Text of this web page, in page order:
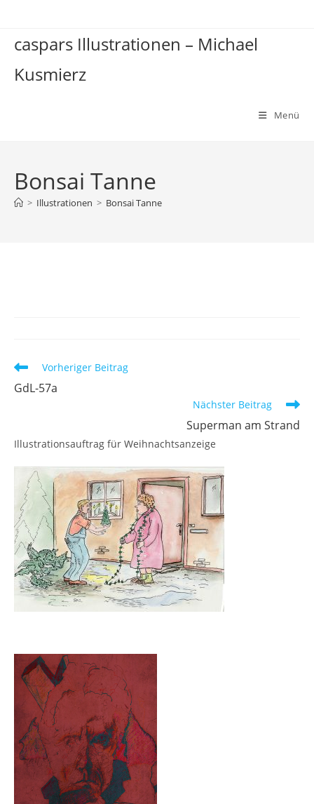
springen
caspars Illustrationen – Michael
Kusmierz
Menü
Bonsai Tanne
> Illustrationen > Bonsai Tanne
Weitere
Artikel
ansehen
Vorheriger Beitrag
GdL-57a
Nächster Beitrag
Superman am Strand
Illustrationsauftrag für Weihnachtsanzeige